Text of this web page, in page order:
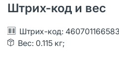
Штрих-код и вес
Штрих-код:
Вес: 0.115 кг;